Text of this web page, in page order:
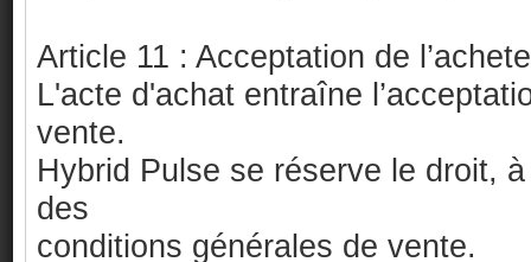
Article 11 : Acceptation de
L'acte d'achat entraîne
vente.
Hybrid Pulse se réserve le droit,
des
conditions générales de vente.